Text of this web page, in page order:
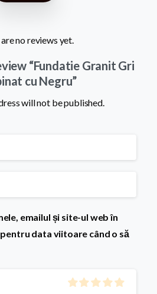
no reviews yet.
“Fundatie Granit Gri
cu Negru”
will not be published.
emailul și site-ul web în
data viitoare când o să